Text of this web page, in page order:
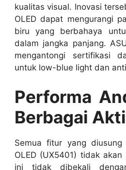
kualitas visual. Inovasi
OLED dapat mengurangi
biru yang berbahaya
dalam jangka panjang.
mengantongi sertifikasi
untuk low-blue light dan
Performa
Berbagai
Semua fitur yang
OLED (UX5401) tidak
ini tidak dibekali